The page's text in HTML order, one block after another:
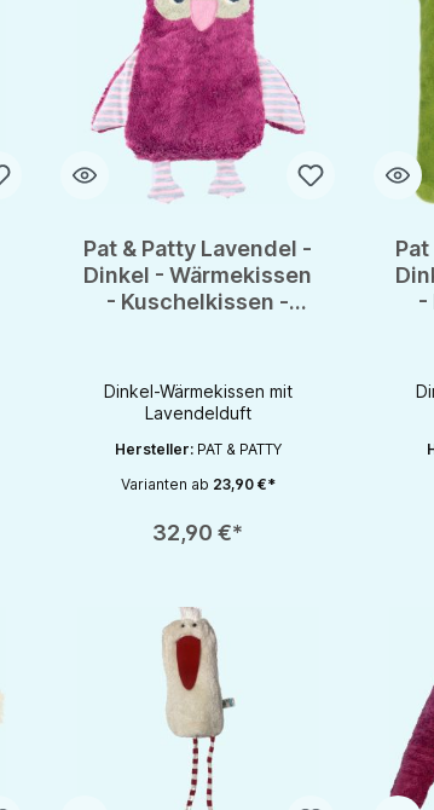
Pat & Patty Lavendel -
Dinkel - Wärmekissen
- Kuschelkissen -
Dinkel-Wärmekissen mit
Lavendelduft
Hersteller: PAT & PATTY
Varianten ab 23,90 €*
32,90 €*
-